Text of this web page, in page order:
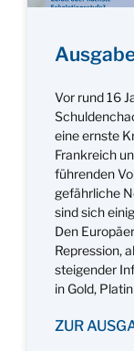
Vor rund 16
eine ernste
Frankreich
führenden
gefährliche
sind sich
Den
Repression,
steigender
in Gold,
ZUR